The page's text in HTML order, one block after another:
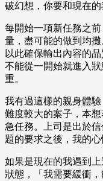
破幻想，你要和現在
每開始一項新任務之
量，盡可能的做到均
以此確保輸出內容的
不能從一開始就進入
重。
我有過這樣的親身體
難度較大的案子，本
急任務。上司是出於
題的要求之後，我的
如果是現在的我遇到
狀態，「我需要緩衝